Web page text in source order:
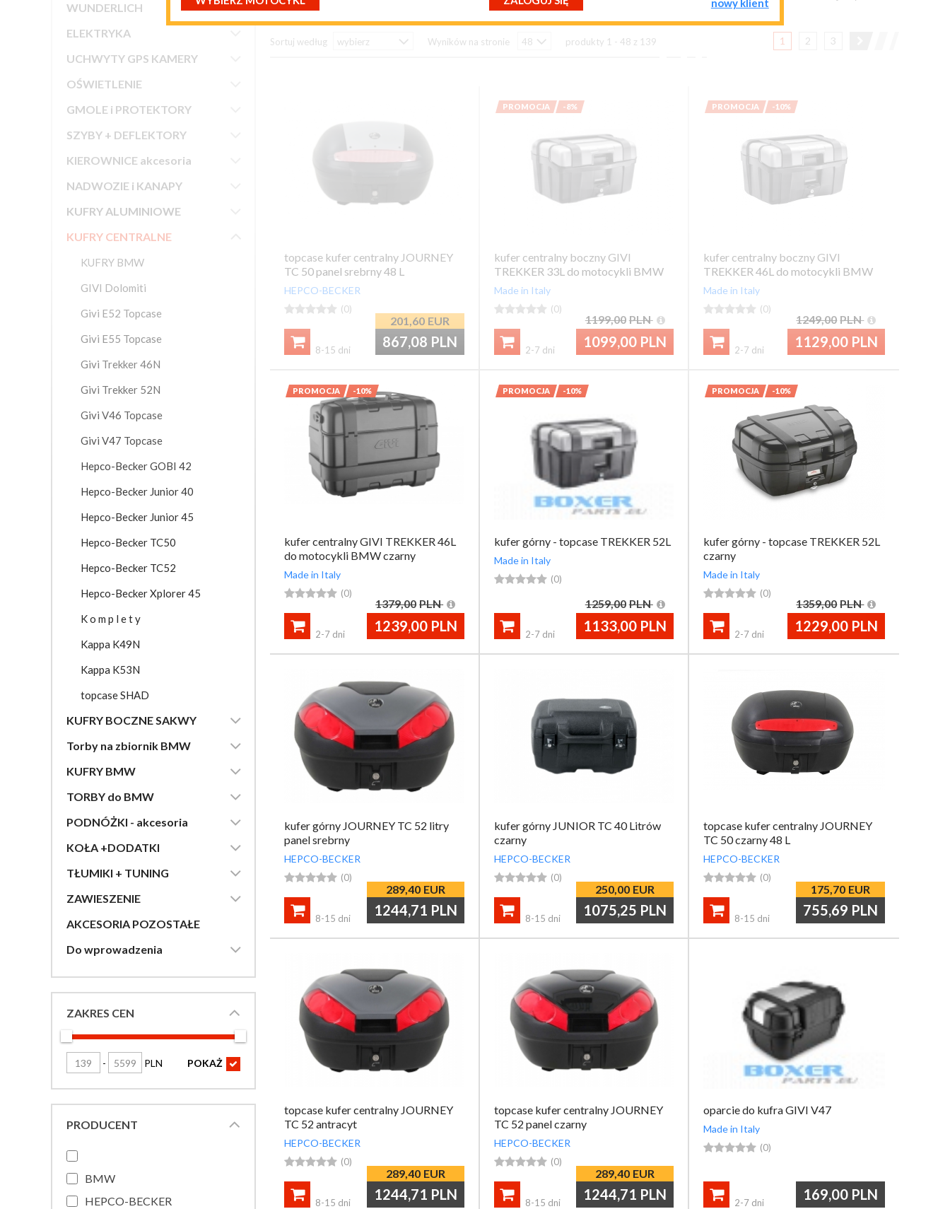
nowy klient
przypomnij mi hasło nowy klient

WUNDERLICH
ELEKTRYKA
UCHWYTY GPS KAMERY
OŚWIETLENIE
GMOLE i PROTEKTORY
SZYBY + DEFLEKTORY
KIEROWNICE akcesoria
NADWOZIE i KANAPY
KUFRY ALUMINIOWE
KUFRY CENTRALNE
KUFRY BMW
GIVI Dolomiti
Givi E52 Topcase
Givi E55 Topcase
Givi Trekker 46N
Givi Trekker 52N
Givi V46 Topcase
Givi V47 Topcase
Hepco-Becker GOBI 42
Hepco-Becker Junior 40
Hepco-Becker Junior 45
Hepco-Becker TC50
Hepco-Becker TC52
Hepco-Becker Xplorer 45
K o m p l e t y
Kappa K49N
Kappa K53N
topcase SHAD

KUFRY BOCZNE SAKWY

Torby na zbiornik BMW

KUFRY BMW

TORBY do BMW

PODNÓŻKI - akcesoria

KOŁA +DODATKI

TŁUMIKI + TUNING

ZAWIESZENIE
AKCESORIA POZOSTAŁE

Do wprowadzenia
ZAKRES CEN
- PLN POKAŻ 
PRODUCENT
BMW
HEPCO-BECKER
Sortuj według Wyników na stronie produkty 1 - 48 z 139 1 2 3
topcase kufer centralny JOURNEY
TC 50 panel srebrny 48 L
HEPCO-BECKER
 (0)
201,60 EUR
867,08 PLN

8-15 dni
PROMOCJA -8%
kufer centralny boczny GIVI
TREKKER 33L do motocykli BMW
Made in Italy
 (0)
1199,00 PLN
1099,00 PLN

2-7 dni
PROMOCJA -10%
kufer centralny boczny GIVI
TREKKER 46L do motocykli BMW
Made in Italy
 (0)
1249,00 PLN
1129,00 PLN

2-7 dni
PROMOCJA -10%
kufer centralny GIVI TREKKER 46L
do motocykli BMW czarny
Made in Italy
 (0)
1379,00 PLN
1239,00 PLN

2-7 dni
PROMOCJA -10%
kufer górny - topcase TREKKER 52L
Made in Italy
 (0)
1259,00 PLN
1133,00 PLN

2-7 dni
PROMOCJA -10%
kufer górny - topcase TREKKER 52L
czarny
Made in Italy
 (0)
1359,00 PLN
1229,00 PLN

2-7 dni
kufer górny JOURNEY TC 52 litry
panel srebrny
HEPCO-BECKER
 (0)
289,40 EUR
1244,71 PLN

8-15 dni
kufer górny JUNIOR TC 40 Litrów
czarny
HEPCO-BECKER
 (0)
250,00 EUR
1075,25 PLN

8-15 dni
topcase kufer centralny JOURNEY
TC 50 czarny 48 L
HEPCO-BECKER
 (0)
175,70 EUR
755,69 PLN

8-15 dni
topcase kufer centralny JOURNEY
TC 52 antracyt
HEPCO-BECKER
 (0)
289,40 EUR
1244,71 PLN

8-15 dni
topcase kufer centralny JOURNEY
TC 52 panel czarny
HEPCO-BECKER
 (0)
289,40 EUR
1244,71 PLN

8-15 dni
oparcie do kufra GIVI V47
Made in Italy
 (0)
169,00 PLN

2-7 dni